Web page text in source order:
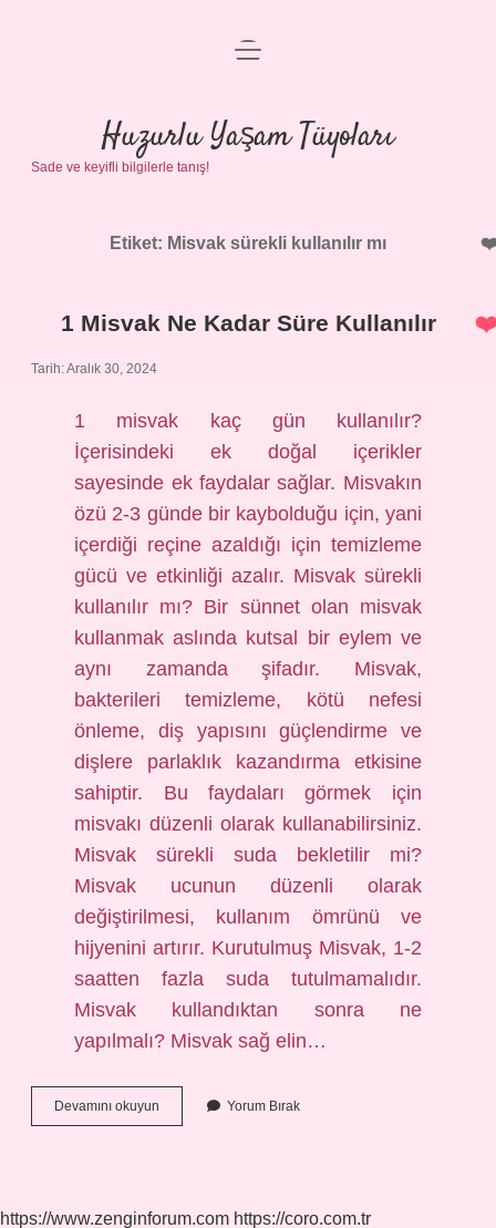
Anasayfa
Gizlilik Politikası
Yasal Uyarı
menüyü
Huzurlu Yaşam Tüyoları
Sade ve keyifli bilgilerle tanış!
Etiket: Misvak sürekli kullanılır mı
1 Misvak Ne Kadar Süre Kullanılır
Tarih: Aralık 30, 2024
1 misvak kaç gün kullanılır?
İçerisindeki ek doğal içerikler
sayesinde ek faydalar sağlar. Misvakın
özü 2-3 günde bir kaybolduğu için, yani
içerdiği reçine azaldığı için temizleme
gücü ve etkinliği azalır. Misvak sürekli
kullanılır mı? Bir sünnet olan misvak
kullanmak aslında kutsal bir eylem ve
aynı zamanda şifadır. Misvak,
bakterileri temizleme, kötü nefesi
önleme, diş yapısını güçlendirme ve
dişlere parlaklık kazandırma etkisine
sahiptir. Bu faydaları görmek için
misvakı düzenli olarak kullanabilirsiniz.
Misvak sürekli suda bekletilir mi?
Misvak ucunun düzenli olarak
değiştirilmesi, kullanım ömrünü ve
hijyenini artırır. Kurutulmuş Misvak, 1-2
saatten fazla suda tutulmamalıdır.
Misvak kullandıktan sonra ne
yapılmalı? Misvak sağ elin…
Devamını okuyun
Misvak
Yorum Bırak
https://www.zenginforum.com https://coro.com.tr